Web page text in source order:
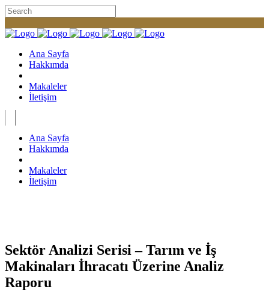
Ana Sayfa
Hakkımda
Makaleler
İletişim
Ana Sayfa
Hakkımda
Makaleler
İletişim
Sektör Analizi Serisi – Tarım ve İş
Makinaları İhracatı Üzerine Analiz
Raporu